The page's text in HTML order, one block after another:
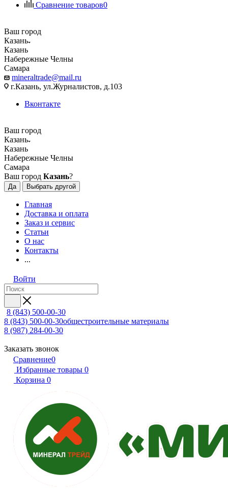
Сравнение товаров0
Ваш город
Казань
Казань
Набережные Челны
Самара
mineraltrade@mail.ru
г.Казань, ул.Журналистов, д.103
Вконтакте
Ваш город
Казань
Казань
Набережные Челны
Самара
Ваш город Казань?
Да Выбрать другой
Главная
Доставка и оплата
Заказ и сервис
Статьи
О нас
Контакты
...
Войти
8 (843) 500-00-30
8 (843) 500-00-30общестроительные материалы
8 (987) 284-00-30
Заказать звонок
Сравнение0
Избранные товары 0
Корзина 0